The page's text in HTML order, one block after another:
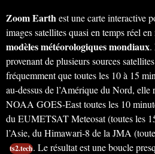
Zoom Earthest une carte interactive
images satellites quasi en temps réel
modèles météorologiques mondiaux.
provenant de plusieurs sources
fréquemment que toutes les 10 à 15
au-dessus de l’Amérique du Nord, elle
NOAA GOES-East toutes les 10
du EUMETSAT Meteosat (toutes les
l’Asie, du Himawari-8 de la JMA
ts2.tech. Le résultat est une boucle